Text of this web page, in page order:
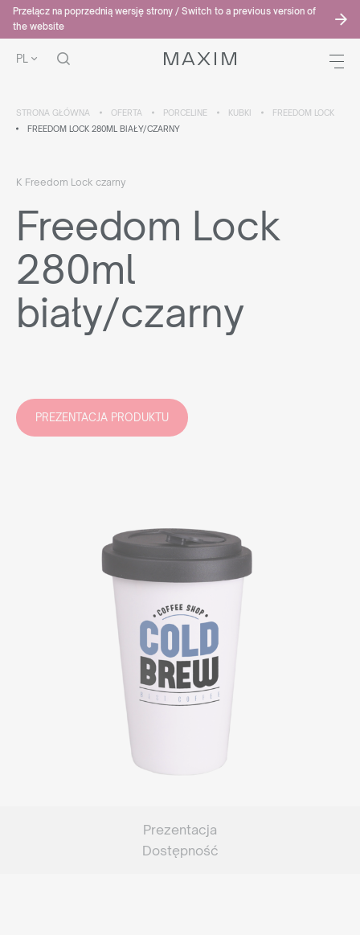
Przełącz na poprzednią wersję strony / Switch to a previous version of
the website
PL
STRONA GŁÓWNA OFERTA PORCELINE KUBKI
FREEDOM LOCK
FREEDOM LOCK 280ML BIAŁY/CZARNY
K Freedom Lock czarny
Freedom Lock
280ml
biały/czarny
PREZENTACJA PRODUKTU
Prezentacja
Dostępność